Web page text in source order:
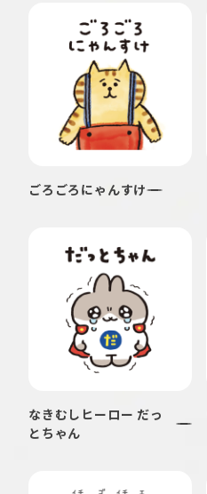
ごろごろにゃんすけ
なきむしヒーロー だっ
とちゃん